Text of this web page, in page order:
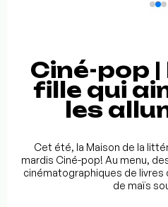
Ciné-pop
fille qui
les
Cet été, la Maison de la
mardis Ciné-pop! Au menu,
cinématographiques de
de maïs